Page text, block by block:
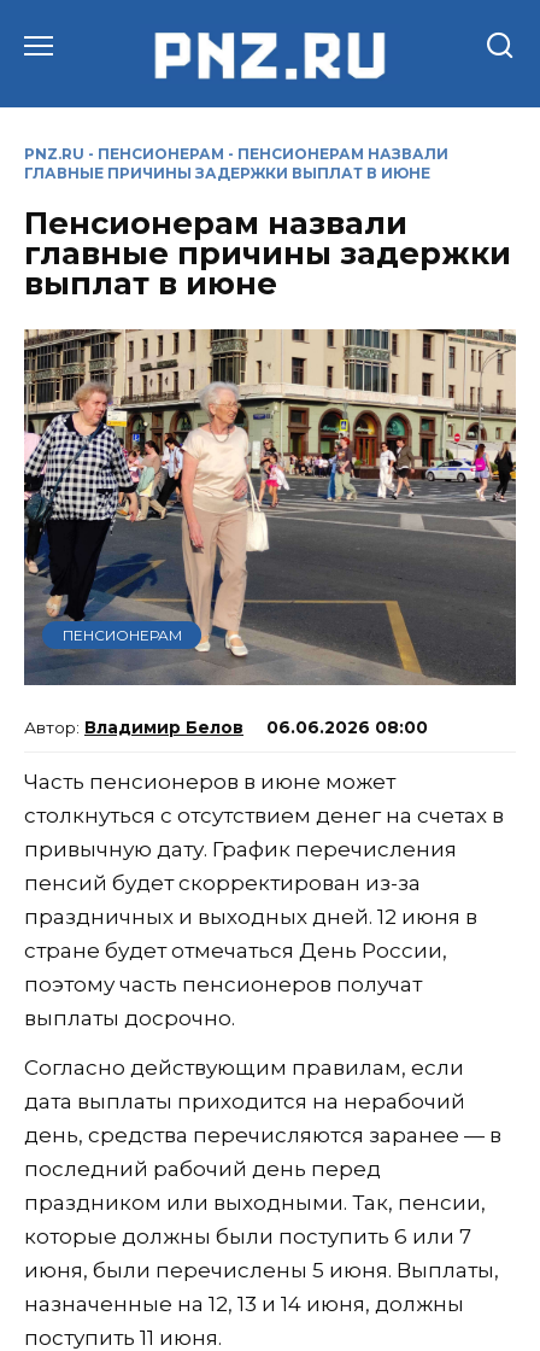
PNZ.RU - ПЕНСИОНЕРАМ - ПЕНСИОНЕРАМ НАЗВАЛИ
ГЛАВНЫЕ ПРИЧИНЫ ЗАДЕРЖКИ ВЫПЛАТ В ИЮНЕ
Пенсионерам назвали
главные причины задержки
выплат в июне
ПЕНСИОНЕРАМ
Владимир Белов 06.06.2026 08:00
Часть пенсионеров в июне может
столкнуться с отсутствием денег на счетах в
привычную дату. График перечисления
пенсий будет скорректирован из-за
праздничных и выходных дней. 12 июня в
стране будет отмечаться День России,
поэтому часть пенсионеров получат
выплаты досрочно.
Согласно действующим правилам, если
дата выплаты приходится на нерабочий
день, средства перечисляются заранее — в
последний рабочий день перед
праздником или выходными. Так, пенсии,
которые должны были поступить 6 или 7
июня, были перечислены 5 июня. Выплаты,
назначенные на 12, 13 и 14 июня, должны
поступить 11 июня.